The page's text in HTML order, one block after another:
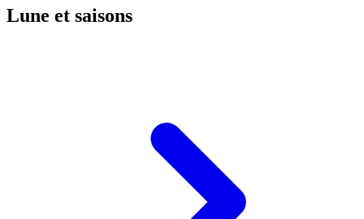
Lune et saisons